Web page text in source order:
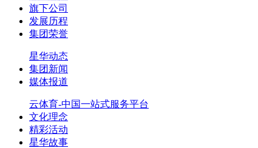
旗下公司
发展历程
集团荣誉
星华动态
集团新闻
媒体报道
云体育-中国一站式服务平台
文化理念
精彩活动
星华故事